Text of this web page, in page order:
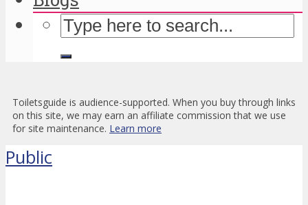
Toiletsguide is audience-supported. When you buy through links
on this site, we may earn an affiliate commission that we use
for site maintenance. Learn more
Public